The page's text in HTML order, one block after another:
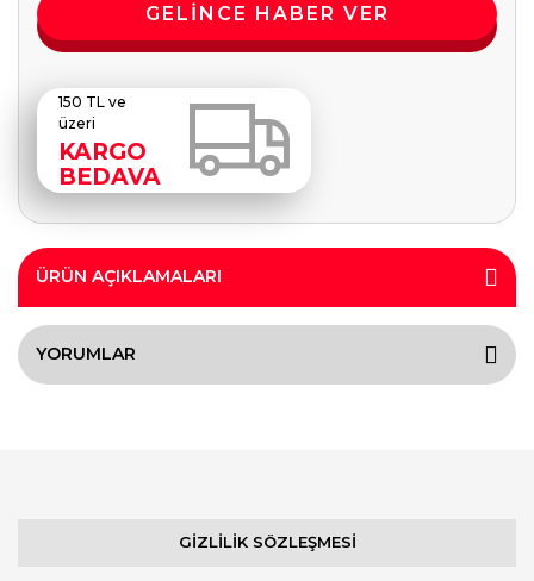
GELİNCE HABER VER
150 TL ve
üzeri
KARGO
BEDAVA
ÜRÜN AÇIKLAMALARI
YORUMLAR
GİZLİLİK SÖZLEŞMESİ